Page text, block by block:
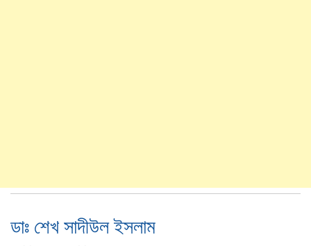
ডাঃ শেখ সাদীউল ইসলাম